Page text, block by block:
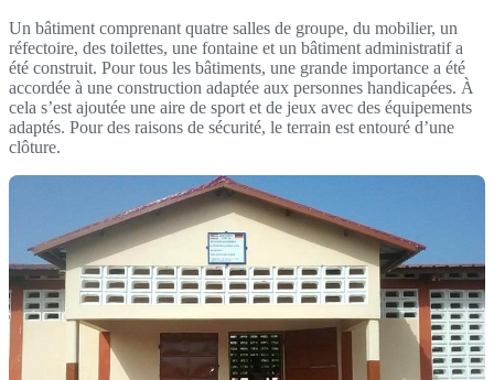
Un bâtiment comprenant quatre salles de groupe, du mobilier, un
réfectoire, des toilettes, une fontaine et un bâtiment administratif a
été construit. Pour tous les bâtiments, une grande importance a été
accordée à une construction adaptée aux personnes handicapées. À
cela s’est ajoutée une aire de sport et de jeux avec des équipements
adaptés. Pour des raisons de sécurité, le terrain est entouré d’une
clôture.